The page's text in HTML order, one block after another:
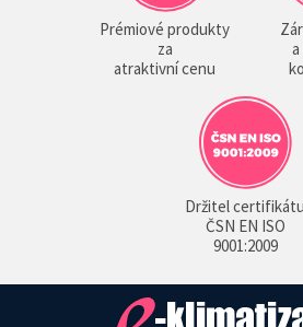
Prémiové produkty
za
atraktivní cenu
Držitel certifikátu
ČSN EN ISO
9001:2009